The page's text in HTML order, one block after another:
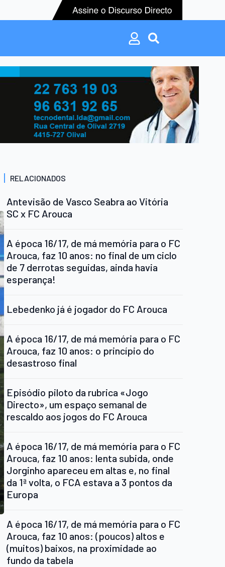
Search
for:
Search
for:
RELACIONADOS
Antevisão de Vasco Seabra ao Vitória
SC x FC Arouca
A época 16/17, de má memória para o FC
Arouca, faz 10 anos: no final de um ciclo
de 7 derrotas seguidas, ainda havia
esperança!
Lebedenko já é jogador do FC Arouca
A época 16/17, de má memória para o FC
Arouca, faz 10 anos: o princípio do
desastroso final
Episódio piloto da rubrica «Jogo
Directo», um espaço semanal de
rescaldo aos jogos do FC Arouca
A época 16/17, de má memória para o FC
Arouca, faz 10 anos: lenta subida, onde
Jorginho apareceu em altas e, no final
da 1ª volta, o FCA estava a 3 pontos da
Europa
A época 16/17, de má memória para o FC
Arouca, faz 10 anos: (poucos) altos e
(muitos) baixos, na proximidade ao
fundo da tabela